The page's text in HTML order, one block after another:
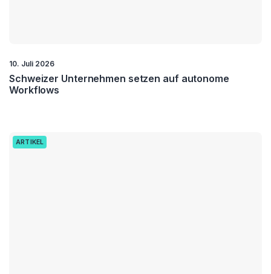
10. Juli 2026
Schweizer Unternehmen setzen auf autonome
Workflows
ARTIKEL